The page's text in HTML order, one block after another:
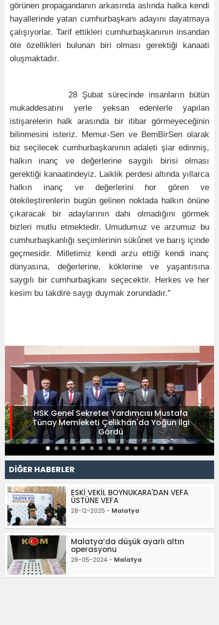
görünen propagandanın arkasında aslında halka kendi
hayallerinde yatan cumhurbaşkanı adayını dayatmaya
çalışıyorlar. Tarif ettikleri cumhurbaşkanının insandan
öte özellikleri bulunan biri olması gerektiği kanaati
oluşmaktadır.
28 Şubat sürecinde insanların bütün
mukaddesatını yerle yeksan edenlerle yapılan
istişarelerin halk arasında bir itibar görmeyeceğinin
bilinmesini isteriz. Memur-Sen ve BemBirSen olarak
biz seçilecek cumhurbaşkanının adaleti şiar edinmiş,
halkın inanç ve değerlerine saygılı birisi olması
gerektiği kanaatindeyiz. Laiklik perdesi altında yıllarca
halkın inanç ve değerlerini hor gören ve
ötekileştirenlerin bugün gelinen noktada halkın önüne
çıkaracak bir adaylarının dahi olmadığını görmek
bizleri mutlu etmektedir. Umudumuz ve arzumuz bu
cumhurbaşkanlığı seçimlerinin sükûnet ve barış içinde
geçmesidir. Milletimiz kendi arzu ettiği kendi inanç
dünyasına, değerlerine, köklerine ve yaşantısına
saygılı bir cumhurbaşkanı seçecektir. Herkes ve her
kesim bu takdire saygı duymak zorundadır.”
HSK Genel Sekreter Yardımcısı Mustafa
Tünay Memleketi Çelikhan'da Yoğun İlgi
Gördü
DİĞER HABERLER
ESKİ VEKİL BOYNUKARA'DAN VEFA
ÜSTÜNE VEFA
28-12-2025 - Malatya
Malatya’da düşük ayarlı altın
operasyonu
28-05-2024 - Malatya